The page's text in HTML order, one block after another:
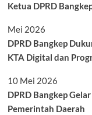
Ketua DPRD
Mei 2026
DPRD Bangkep
KTA Digital dan
10 Mei 2026
DPRD Bangkep
Pemerintah Daerah